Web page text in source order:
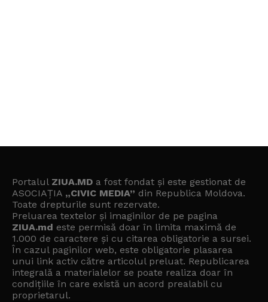
Portalul ZIUA.MD a fost fondat și este gestionat de
ASOCIAȚIA „CIVIC MEDIA” din Republica Moldova.
Toate drepturile sunt rezervate.
Preluarea textelor și imaginilor de pe pagina
ZIUA.md este permisă doar în limita maximă de
1.000 de caractere și cu citarea obligatorie a sursei.
În cazul paginilor web, este obligatorie plasarea
unui link activ către articolul preluat. Republicarea
integrală a materialelor se poate realiza doar în
condițiile în care există un acord prealabil cu
proprietarul.